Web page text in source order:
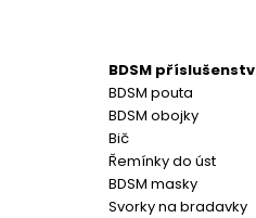
BDSM
BDSM pouta
BDSM obojky
Bič
Řemínky do úst
BDSM masky
Svorky na bradavky